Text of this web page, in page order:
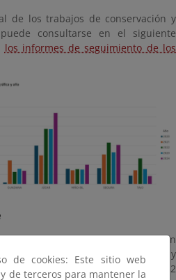
de los trabajos de conservación y
consultarse en el siguiente
los informes de seguimiento de los
sencillas de conservación
por parte de particulares y
año 2023 se modifica el artículo 52
de cookies: Este sitio web
de terceros para mantener la